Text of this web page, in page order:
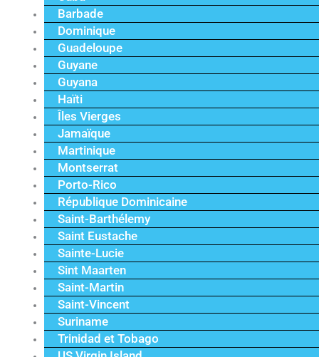
Barbade
Dominique
Guadeloupe
Guyane
Guyana
Haïti
Îles Vierges
Jamaïque
Martinique
Montserrat
Porto-Rico
République Dominicaine
Saint-Barthélemy
Saint Eustache
Sainte-Lucie
Sint Maarten
Saint-Martin
Saint-Vincent
Suriname
Trinidad et Tobago